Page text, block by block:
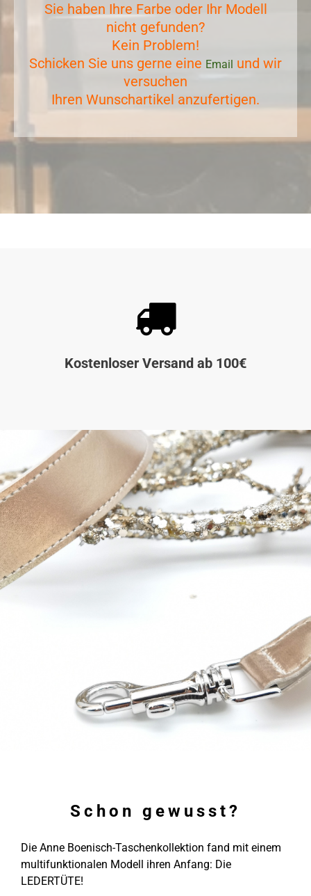
Sie haben Ihre Farbe oder Ihr Modell
nicht gefunden?
Kein Problem!
Schicken Sie uns gerne eine Email und wir
versuchen
Ihren Wunschartikel anzufertigen.

Kostenloser Versand ab 100€
Schon gewusst?
Die Anne Boenisch-Taschenkollektion fand mit einem
multifunktionalen Modell ihren Anfang: Die
LEDERTÜTE!